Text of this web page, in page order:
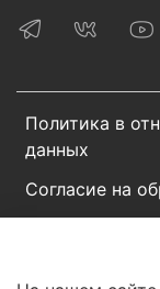
Политика в
данных
Согласие на